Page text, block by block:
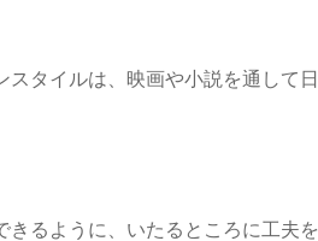
タイルは、映画や小説を通して日
るように、いたるところに工夫を